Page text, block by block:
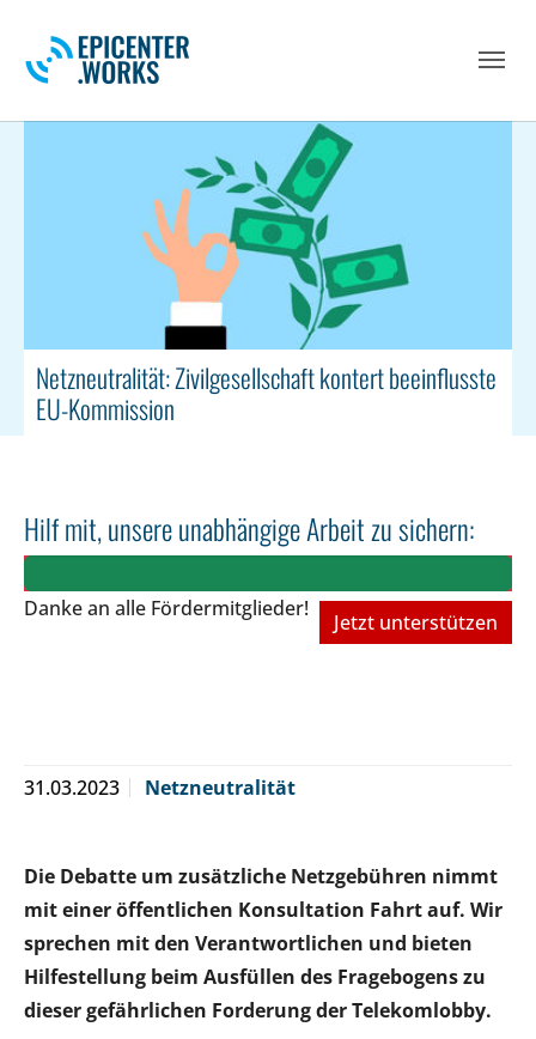
Netzneutralität: Zivilgesellschaft kontert beeinflusste
EU-Kommission
Hilf mit, unsere unabhängige Arbeit zu sichern:
Danke an alle Fördermitglieder!
Jetzt unterstützen
31.03.2023 Netzneutralität
Die Debatte um zusätzliche Netzgebühren nimmt
mit einer öffentlichen Konsultation Fahrt auf. Wir
sprechen mit den Verantwortlichen und bieten
Hilfestellung beim Ausfüllen des Fragebogens zu
dieser gefährlichen Forderung der Telekomlobby.